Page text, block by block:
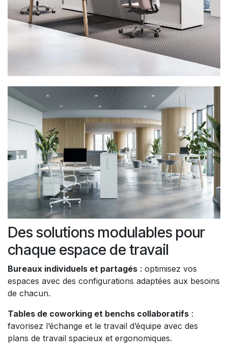
Des solutions modulables pour
chaque espace de travail
Bureaux individuels et partagés : optimisez vos
espaces avec des configurations adaptées aux besoins
de chacun.
Tables de coworking et benchs collaboratifs :
favorisez l’échange et le travail d’équipe avec des
plans de travail spacieux et ergonomiques.